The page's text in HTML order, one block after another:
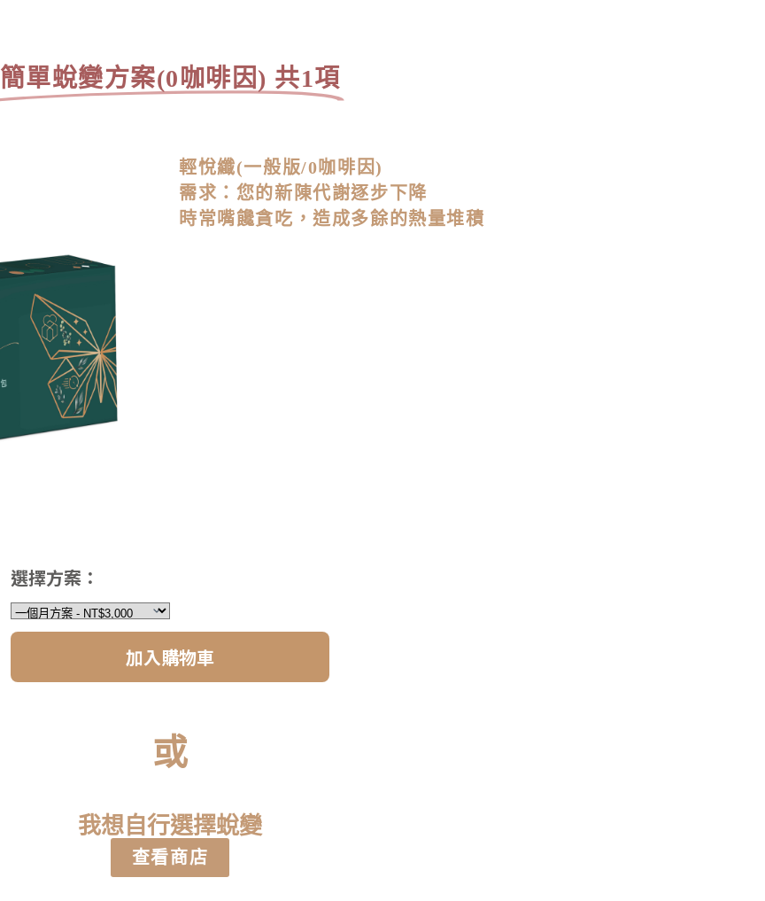
簡單蛻變方案(0咖啡因) 共1項
輕悅纖(一般版/0咖啡因)
需求：您的新陳代謝逐步下降
時常嘴饞貪吃，造成多餘的熱量堆積
選擇方案：
加入購物車
或
我想自行選擇蛻變
查看商店